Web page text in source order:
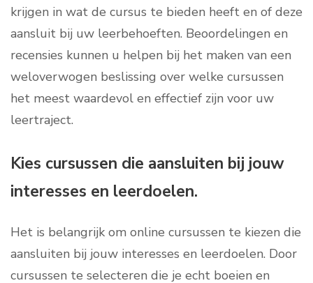
krijgen in wat de cursus te bieden heeft en of deze
aansluit bij uw leerbehoeften. Beoordelingen en
recensies kunnen u helpen bij het maken van een
weloverwogen beslissing over welke cursussen
het meest waardevol en effectief zijn voor uw
leertraject.
Kies cursussen die aansluiten bij jouw
interesses en leerdoelen.
Het is belangrijk om online cursussen te kiezen die
aansluiten bij jouw interesses en leerdoelen. Door
cursussen te selecteren die je echt boeien en